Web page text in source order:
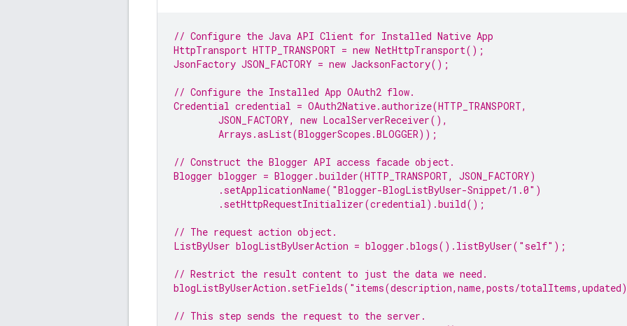
// Configure the Java API Client for Installed Native App
HttpTransport HTTP_TRANSPORT = new NetHttpTransport();
JsonFactory JSON_FACTORY = new JacksonFactory();
// Configure the Installed App OAuth2 flow.
Credential credential = OAuth2Native.authorize(HTTP_TRANSPORT,
JSON_FACTORY, new LocalServerReceiver(),
Arrays.asList(BloggerScopes.BLOGGER));
// Construct the Blogger API access facade object.
Blogger blogger = Blogger.builder(HTTP_TRANSPORT, JSON_FACTORY)
.setApplicationName( "Blogger-BlogListByUser-Snippet/1.0" )
.setHttpRequestInitializer(credential).build();
// The request action object.
ListByUser blogListByUserAction = blogger.blogs().listByUser( "self" );
// Restrict the result content to just the data we need.
blogListByUserAction .setFields( "items(description,name,posts/
// This step sends the request to the server.